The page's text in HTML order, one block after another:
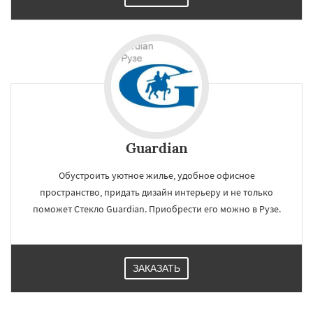
×
Guardian
Обустроить уютное жилье, удобное офисное
пространство, придать дизайн интерьеру и не только
поможет Стекло Guardian. Приобрести его можно в Рузе.
ЗАКАЗАТЬ
УЗНАТЬ ПОДРОБНЕЕ ×